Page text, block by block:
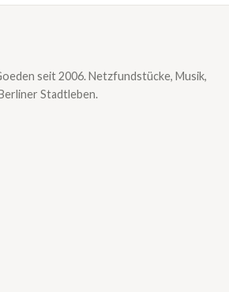
seit 2006. Netzfundstücke, Musik,
Stadtleben.